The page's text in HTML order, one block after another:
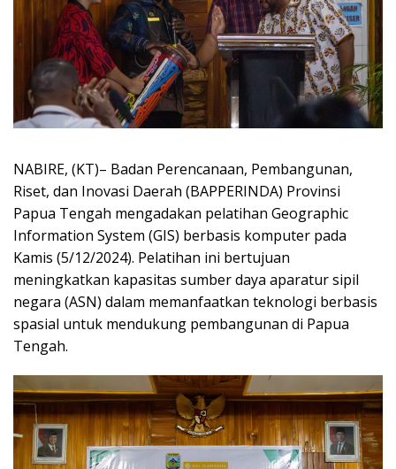
NABIRE, (KT)– Badan Perencanaan, Pembangunan,
Riset, dan Inovasi Daerah (BAPPERINDA) Provinsi
Papua Tengah mengadakan pelatihan Geographic
Information System (GIS) berbasis komputer pada
Kamis (5/12/2024). Pelatihan ini bertujuan
meningkatkan kapasitas sumber daya aparatur sipil
negara (ASN) dalam memanfaatkan teknologi berbasis
spasial untuk mendukung pembangunan di Papua
Tengah.